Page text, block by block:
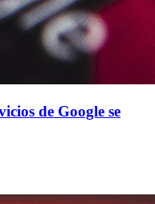
de Google se